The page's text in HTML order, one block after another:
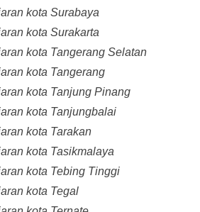
kota Surabaya
kota Surakarta
kota Tangerang Selatan
kota Tangerang
kota Tanjung Pinang
kota Tanjungbalai
kota Tarakan
kota Tasikmalaya
kota Tebing Tinggi
kota Tegal